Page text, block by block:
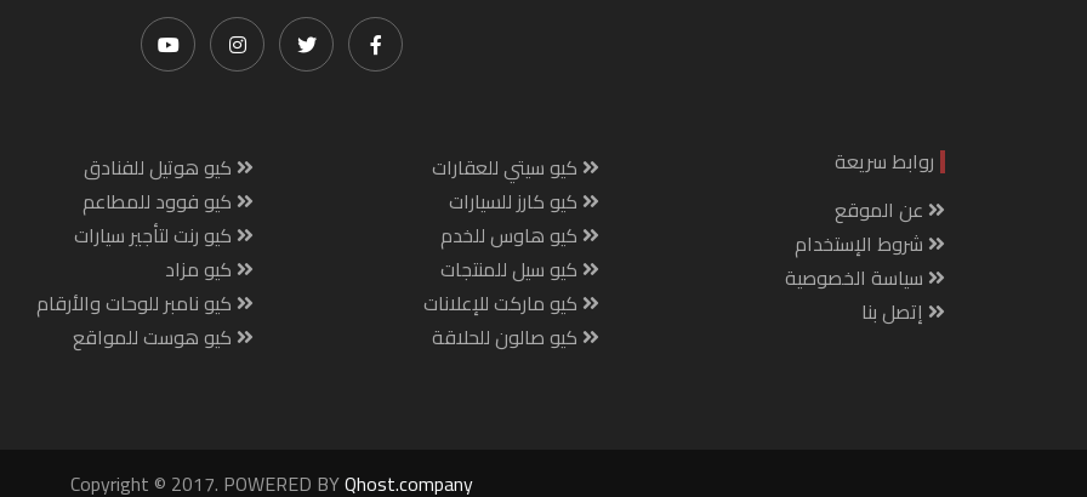
روابط سريعة
عن الموقع
شروط الإستخدام
سياسة الخصوصية
إتصل بنا
كيو سيتي للعقارات
كيو كارز للسيارات
كيو هاوس للخدم
كيو سيل للمنتجات
كيو ماركت للإعلانات
كيو صالون للحلاقة
كيو هوتيل للفنادق
كيو فوود للمطاعم
كيو رنت لتأجير سيارات
كيو مزاد
كيو نامبر للوحات والأرقام
كيو هوست للمواقع
Copyright © 2017. POWERED BYQhost.company